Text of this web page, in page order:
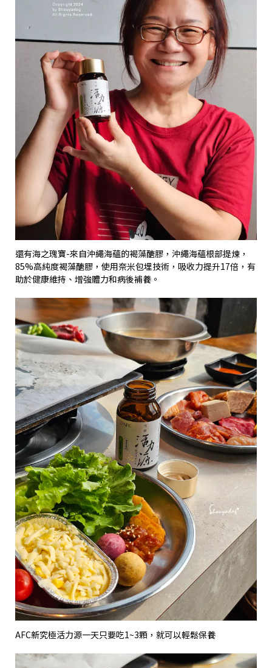
還有海之瑰寶-來自沖繩海蘊的褐藻醣膠，沖繩海蘊根部提煉，
85%高純度褐藻醣膠，使用奈米包埋技術，吸收力提升17倍，有
助於健康維持、增強體力和病後補養。
AFC新究極活力源一天只要吃1~3顆，就可以輕鬆保養